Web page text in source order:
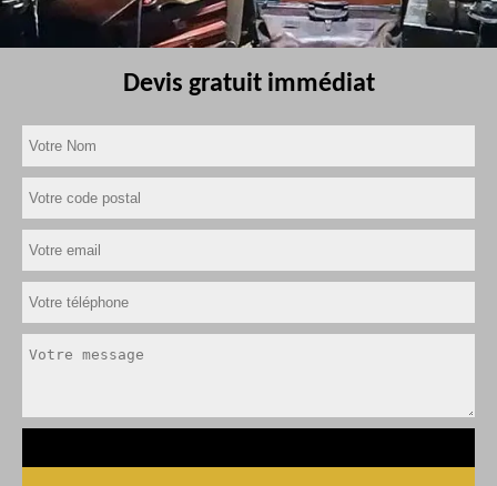
Devis gratuit immédiat